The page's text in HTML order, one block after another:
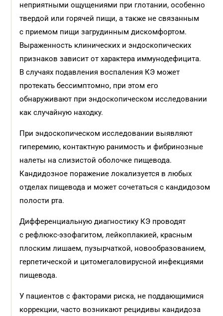
неприятными ощущениями при глотании, особенно
твердой или горячей пищи, а также не связанным
с приемом пищи загрудинным дискомфортом.
Выраженность клинических и эндоскопических
признаков зависит от характера иммунодефицита.
В случаях подавления воспаления КЭ может
протекать бессимптомно, при этом его
обнаруживают при эндоскопическом исследовании
как случайную находку.
При эндоскопическом исследовании выявляют
гиперемию, контактную ранимость и фибринозные
налеты на слизистой оболочке пищевода.
Кандидозное поражение локализуется в любых
отделах пищевода и может сочетаться с кандидозом
полости рта.
Дифференциальную диагностику КЭ проводят
с рефлюкс-эзофагитом, лейкоплакией, красным
плоским лишаем, пузырчаткой, новообразованием,
герпетической и цитомегаловирусной инфекциями
пищевода.
У пациентов с факторами риска, не поддающимися
коррекции, часто возникают рецидивы кандидоза